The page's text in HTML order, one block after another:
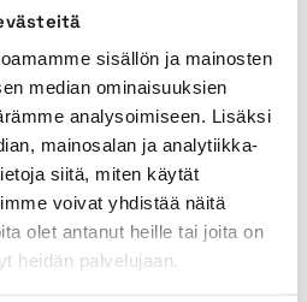
sisällön ja mainosten
median ominaisuuksien
analysoimiseen. Lisäksi
mainosalan ja analytiikka-
siitä, miten käytät
voivat yhdistää näitä
olet antanut heille tai joita on
heidän palvelujaan.
Nätström
Bensin
Nej